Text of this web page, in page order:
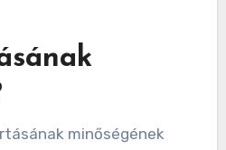
minőségének